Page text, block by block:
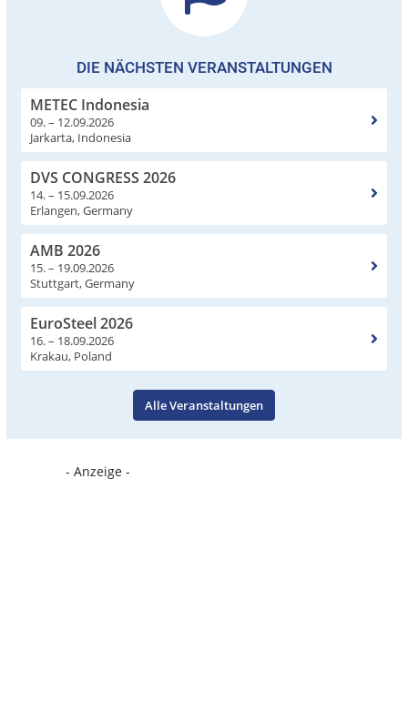
DIE NÄCHSTEN VERANSTALTUNGEN
METEC Indonesia
09. – 12.09.2026
Jarkarta, Indonesia
DVS CONGRESS 2026
14. – 15.09.2026
Erlangen, Germany
AMB 2026
15. – 19.09.2026
Stuttgart, Germany
EuroSteel 2026
16. – 18.09.2026
Krakau, Poland
Alle Veranstaltungen
- Anzeige -